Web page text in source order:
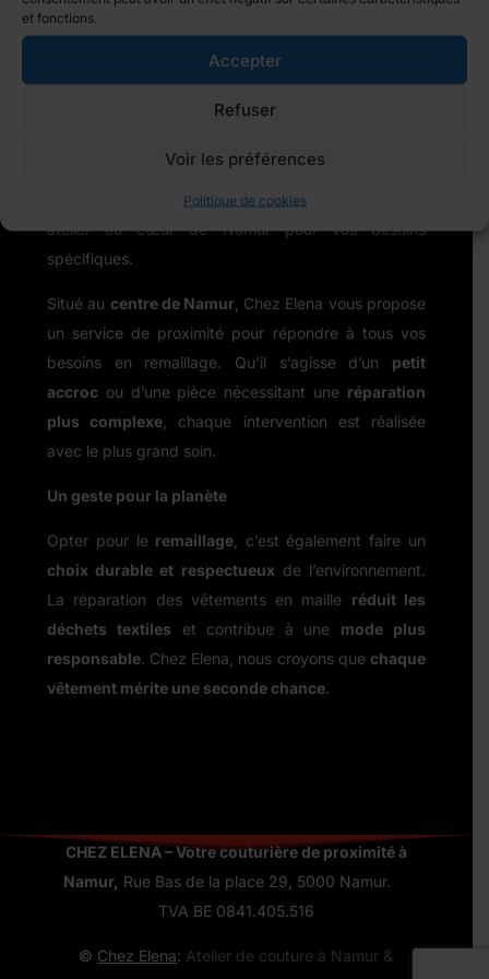
et fonctions.
Accepter
Refuser
Voir les préférences
Politique de cookies
Leremaillage
pour prolonger la vie de vos vêtements
tricotés. Plutôt que de jeter vos pièces abîmées,
confiez-les à Chez Elena, où chaque
à nouveau profiter de vos vêtements en maille tout
en adoptant une démarche éco-responsable.
atelier au cœur de Namur pour vos besoins
spécifiques.
Situé au centre de Namur , Chez Elena vous propose
un service de proximité pour répondre à tous vos
besoins en remaillage. Qu’il s’agisse d’un petit
accroc ou d’une pièce nécessitant une réparation
plus complexe , chaque intervention est réalisée
avec le plus grand soin.
Un geste pour la planète
Opter pour le remaillage , c’est également faire un
choix durable et respectueux de l’environnement.
La réparation des vêtements en maille réduit les
déchets textiles et contribue à une mode plus
responsable. Chez Elena, nous croyons que chaque
vêtement mérite une seconde chance.
CHEZ ELENA – Votre couturière de proximité à
Namur, Rue Bas de la place 29, 5000 Namur.
TVA BE 0841.405.516
© Chez Elena: Atelier de couture à Namur &